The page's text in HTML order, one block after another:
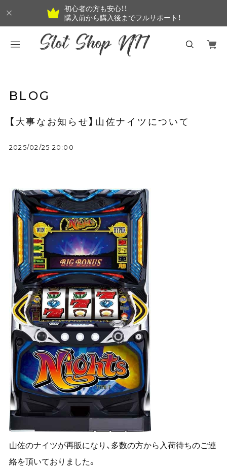
初心者の方も安心！！
購入前から購入後までフルサポート！
BLOG
【大事なお知らせ】山佐ナイツについて
2025/02/25 20:00
山佐のナイツが再販になり、多数の方から入荷待ちのご連
絡を頂いておりました。